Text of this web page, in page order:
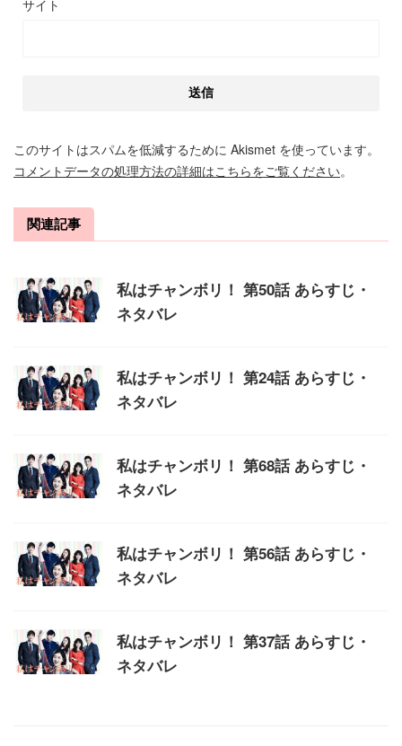
サイト
このサイトはスパムを低減するために Akismet を使っています。
コメントデータの処理方法の詳細はこちらをご覧ください。
関連記事
私はチャンボリ！ 第50話 あらすじ・
ネタバレ
私はチャンボリ！ 第24話 あらすじ・
ネタバレ
私はチャンボリ！ 第68話 あらすじ・
ネタバレ
私はチャンボリ！ 第56話 あらすじ・
ネタバレ
私はチャンボリ！ 第37話 あらすじ・
ネタバレ